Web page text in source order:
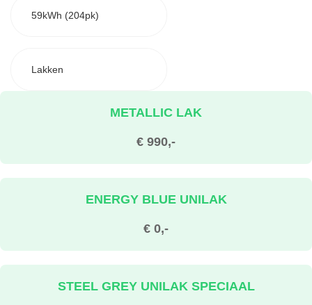
59kWh (204pk)
Lakken
€ 990,-
METALLIC LAK
€ 0,-
ENERGY BLUE UNILAK
STEEL GREY UNILAK SPECIAAL